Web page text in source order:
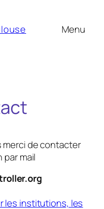
Menu
de contacter
par mail
les institutions, les